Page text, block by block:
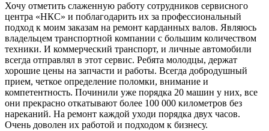
Хочу отметить слаженную работу сотрудников сервисного
центра «НКС» и поблагодарить их за профессиональный
подход к моим заказам на ремонт карданных валов. Являюсь
владельцем транспортной компании с большим количеством
техники. И коммерческий транспорт, и личные автомобили
всегда отправлял в этот сервис. Ребята молодцы, держат
хорошие цены на запчасти и работы. Всегда добродушный
прием, четкое определение поломки, внимание и
компетентность. Починили уже порядка 20 машин у них, все
они прекрасно откатывают более 100 000 километров без
нареканий. На ремонт каждой уходи порядка двух часов.
Очень доволен их работой и подходом к бизнесу.